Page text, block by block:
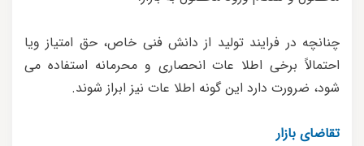
چنانچه در فرایند تولید از دانش فنی خاص، حق امتیاز ویا
احتمالا‌ً برخی اطلا عات انحصاری و محرمانه استفاده می
شود، ضرورت دارد این گونه اطلا عات نیز ابراز شوند.
تقاضای بازار